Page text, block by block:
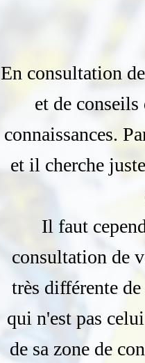
En consultation
et de
connaissances.
et il cherche
Il faut
consultation de
très différente
qui n'est pas
de sa zone de